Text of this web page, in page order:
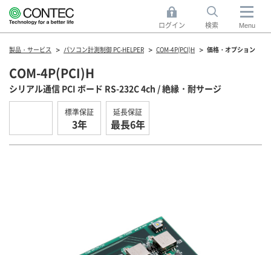
ログイン 検索 Menu
製品・サービス パソコン計測制御 PC-HELPER COM-4P(PCI)H 価格・オプション
COM-4P(PCI)H
シリアル通信 PCI ボード RS-232C 4ch / 絶縁・耐サージ
標準保証
3年
延長保証
最長6年